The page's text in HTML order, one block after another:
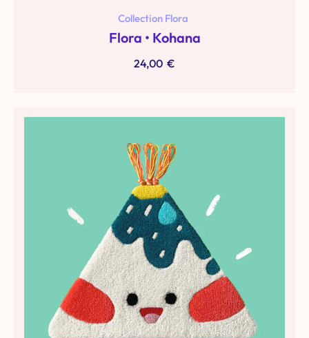
Collection Flora
Flora • Kohana
24,00€